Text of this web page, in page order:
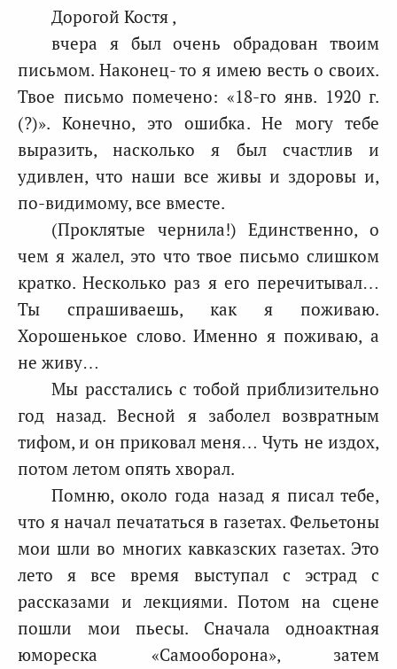
Дорогой Костя ,
вчера я был очень обрадован твоим
письмом. Наконец- то я имею весть о своих.
Твое письмо помечено: «18-го янв. 1920 г.
(?)». Конечно, это ошибка. Не могу тебе
выразить, насколько я был счастлив и
удивлен, что наши все живы и здоровы и,
по-видимому, все вместе.
(Проклятые чернила!) Единственно, о
чем я жалел, это что твое письмо слишком
кратко. Несколько раз я его перечитывал…
Ты спрашиваешь, как я поживаю.
Хорошенькое слово. Именно я поживаю, а
не живу…
Мы расстались с тобой приблизительно
год назад. Весной я заболел возвратным
тифом, и он приковал меня… Чуть не издох,
потом летом опять хворал.
Помню, около года назад я писал тебе,
что я начал печататься в газетах. Фельетоны
мои шли во многих кавказских газетах. Это
лето я все время выступал с эстрад с
рассказами и лекциями. Потом на сцене
пошли мои пьесы. Сначала одноактная
юмореска «Самооборона», затем